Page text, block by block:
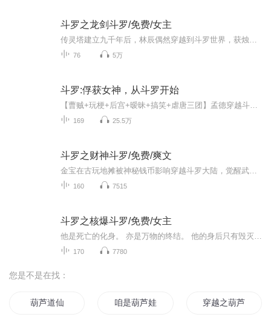
斗罗之龙剑斗罗/免费/女主
76 5万
斗罗:俘获女神，从斗罗开始
169 25.5万
斗罗之财神斗罗/免费/爽文
160 7515
斗罗之核爆斗罗/免费/女主
170 7780
您是不是在找：
葫芦道仙 咱是葫芦娃 穿越之葫芦娃